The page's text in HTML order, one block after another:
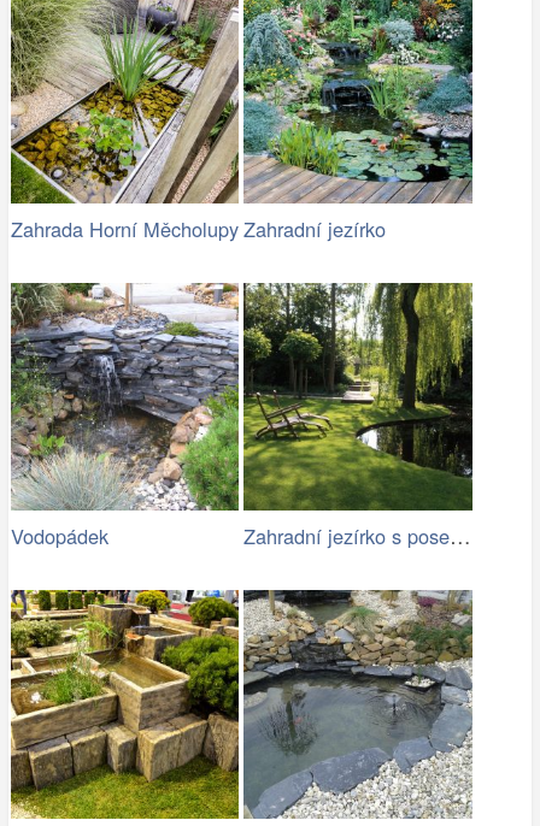
Zahrada Horní MěcholupyZahradní jezírko
Vodopádek Zahradní jezírko s posezením ve stínu